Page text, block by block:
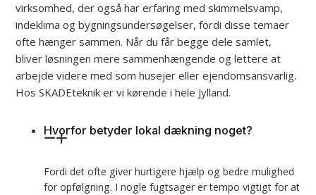
virksomhed, der også har erfaring med skimmelsvamp,
indeklima og bygningsundersøgelser, fordi disse temaer
ofte hænger sammen. Når du får begge dele samlet,
bliver løsningen mere sammenhængende og lettere at
arbejde videre med som husejer eller ejendomsansvarlig.
Hos SKADEteknik er vi kørende i hele Jylland.
Hvorfor betyder lokal dækning noget?
Fordi det ofte giver hurtigere hjælp og bedre mulighed
for opfølgning. I nogle fugtsager er tempo vigtigt for at